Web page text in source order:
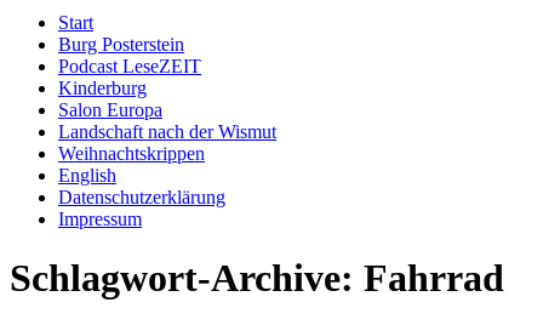
Start
Burg Posterstein
Podcast LeseZEIT
Kinderburg
Salon Europa
Landschaft nach der Wismut
Weihnachtskrippen
English
Datenschutzerklärung
Impressum
Schlagwort-Archive: Fahrrad